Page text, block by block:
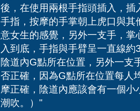
後，在使用兩根手指頭插入，
手指，按摩的手掌朝上虎口與
意女生的感覺，另外一支手，
入到底，手指與手臂呈一直線
陰道內G點所在位置，另外一支
否正確，因為G點所在位置每人
摩正確，陰道內應該會有一個
潮吹。）"